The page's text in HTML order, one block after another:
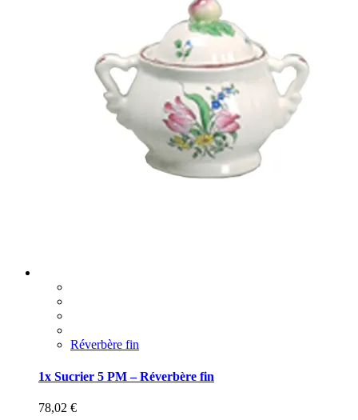
Réverbère fin
1x Sucrier 5 PM – Réverbère fin
78,02 €